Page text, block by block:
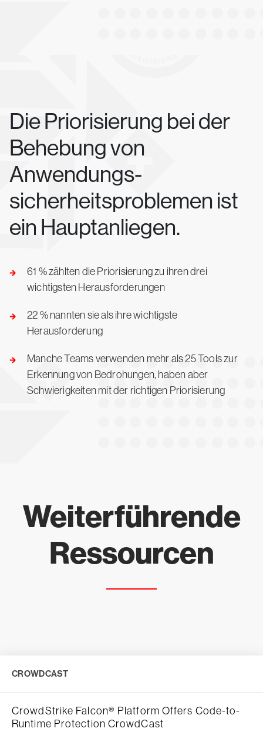
Die Priorisierung bei der
Behebung von
Anwendungs-
sicherheitsproblemen ist
ein Hauptanliegen.
61 % zählten die Priorisierung zu ihren drei
wichtigsten Herausforderungen
22 % nannten sie als ihre wichtigste
Herausforderung
Manche Teams verwenden mehr als 25 Tools zur
Erkennung von Bedrohungen, haben aber
Schwierigkeiten mit der richtigen Priorisierung
Weiterführende
Ressourcen
CROWDCAST
CrowdStrike Falcon® Platform Offers Code-to-
Runtime Protection CrowdCast